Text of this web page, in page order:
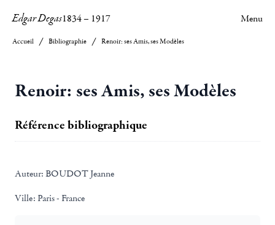
Edgar Degas1834– 1917 Menu
Accueil Bibliographie Renoir: ses Amis, ses Modèles
Renoir: ses Amis, ses Modèles
Référence bibliographique
Auteur: BOUDOT Jeanne
Ville: Paris - France